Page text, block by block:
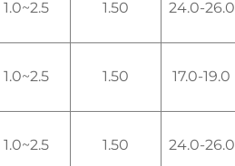
1.0~2.5 1.50 24.0-26.0
1.0~2.5 1.50 17.0-19.0
1.0~2.5 1.50 24.0-26.0